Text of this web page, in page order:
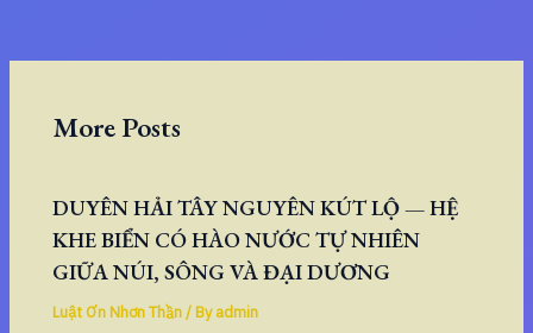
More Posts
DUYÊN HẢI TÂY NGUYÊN KÚT LỘ — HỆ
KHE BIỂN CÓ HÀO NƯỚC TỰ NHIÊN
GIỮA NÚI, SÔNG VÀ ĐẠI DƯƠNG
Luật Ơn Nhơn Thần/ Byadmin